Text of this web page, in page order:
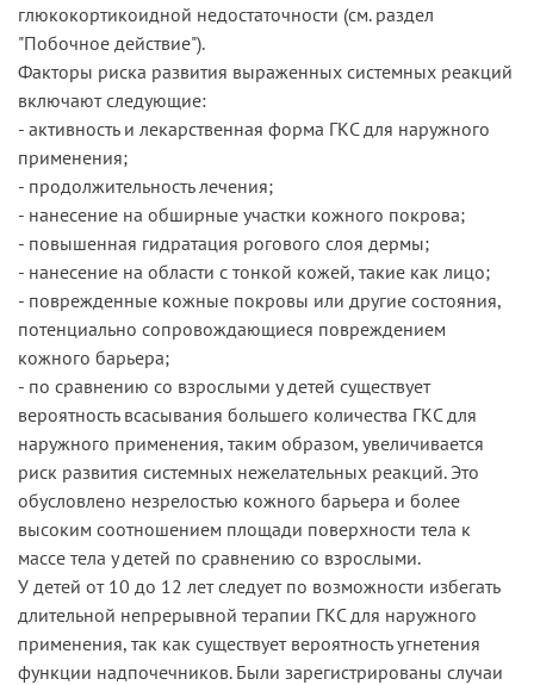
глюкокортикоидной недостаточности (см. раздел
"Побочное действие").
Факторы риска развития выраженных системных реакций
включают следующие:
- активность и лекарственная форма ГКС для наружного
применения;
- продолжительность лечения;
- нанесение на обширные участки кожного покрова;
- повышенная гидратация рогового слоя дермы;
- нанесение на области с тонкой кожей, такие как лицо;
- поврежденные кожные покровы или другие состояния,
потенциально сопровождающиеся повреждением
кожного барьера;
- по сравнению со взрослыми у детей существует
вероятность всасывания большего количества ГКС для
наружного применения, таким образом, увеличивается
риск развития системных нежелательных реакций. Это
обусловлено незрелостью кожного барьера и более
высоким соотношением площади поверхности тела к
массе тела у детей по сравнению со взрослыми.
У детей от 10 до 12 лет следует по возможности избегать
длительной непрерывной терапии ГКС для наружного
применения, так как существует вероятность угнетения
функции надпочечников. Были зарегистрированы случаи